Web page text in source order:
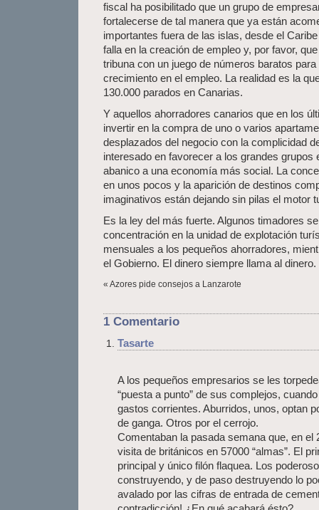
fiscal ha posibilitado que un grupo de
fortalecerse de tal manera que ya están
importantes fuera de las islas, desde el
falla en la creación de empleo y, por favor,
tribuna con un juego de números baratos
crecimiento en el empleo. La realidad es la
130.000 parados en Canarias.
Y aquellos ahorradores canarios que en los
invertir en la compra de uno o varios
desplazados del negocio con la complicidad
interesado en favorecer a los grandes grupos
abanico a una economía más social. La
en unos pocos y la aparición de destinos
imaginativos están dejando sin pilas el motor
Es la ley del más fuerte. Algunos timadores
concentración en la unidad de explotación
mensuales a los pequeños ahorradores,
el Gobierno. El dinero siempre llama al dinero.
« Azores pide consejos a Lanzarote
1 Comentario
Tasarte
A los pequeños empresarios se les
“puesta a punto” de sus complejos,
gastos corrientes. Aburridos, unos, optan
de ganga. Otros por el cerrojo.
Comentaban la pasada semana que, en el
visita de británicos en 57000 “almas”. El
principal y único filón flaquea. Los
construyendo, y de paso destruyendo lo
avalado por las cifras de entrada de